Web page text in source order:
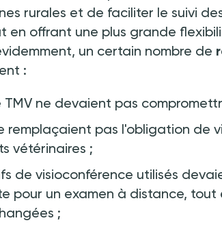
rurales et de faciliter le suivi
en offrant une plus grande
un certain nombre de
:
TMV ne devaient pas
remplaçaient pas l'obligation de
vétérinaires ;
de visioconférence utilisés
pour un examen à distance,
;